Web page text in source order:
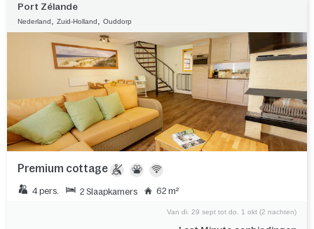
Port Zélande
Nederland Zuid-Holland Ouddorp
Premium cottage
4 pers. 2 Slaapkamers 62 m²
Van di. 29 sept tot do. 1 okt (2 nachten)